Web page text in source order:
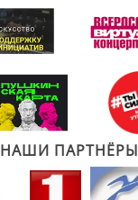
НАШИ ПАРТНЁРЫ